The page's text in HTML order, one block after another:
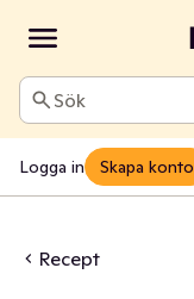
Sök
Logga in Skapa konto
Recept